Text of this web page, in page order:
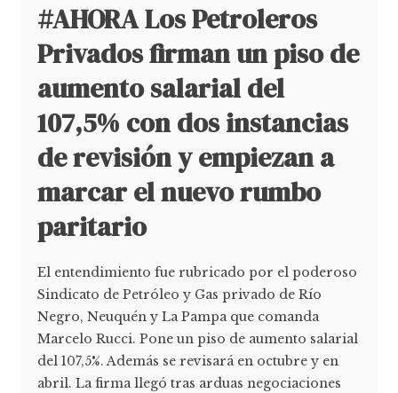
#AHORA Los Petroleros
Privados firman un piso de
aumento salarial del
107,5% con dos instancias
de revisión y empiezan a
marcar el nuevo rumbo
paritario
El entendimiento fue rubricado por el poderoso
Sindicato de Petróleo y Gas privado de Río
Negro, Neuquén y La Pampa que comanda
Marcelo Rucci. Pone un piso de aumento salarial
del 107,5%. Además se revisará en octubre y en
abril. La firma llegó tras arduas negociaciones